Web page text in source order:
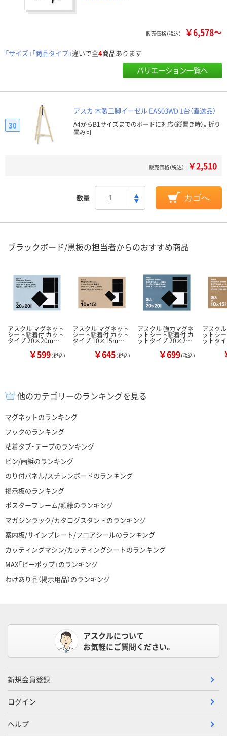
販売価格（税込） ￥6,578～
「サイズ」「商品タイプ」違いで全4商品あります
バリエーション一覧へ
アスカ 木製三脚イーゼル EAS03WD 1台（直送品）
A4からB1サイズまでのボードに対応（縦置き時）。折り
畳み可
30
販売価格（税込） ￥2,510
数量 カゴへ
ブラックボード/黒板の担当者からのおすすめ商品
アスクル マグネット
シート粘着付 カット
タイプ 20×20m…
￥599（税込）
アスクル マグネット
シート粘着付 カット
タイプ 10×15m…
￥645（税込）
アスクル 強力マグネ
ットシート粘着付 カ
ットタイプ 20×2…
￥699（税込）
アスク
ットシ
ットタ
他のカテゴリーのランキングを見る
マグネットのランキング
フックのランキング
粘着タブ・テープのランキング
ピン/画鋲のランキング
のり付パネル/スチレンボードのランキング
掲示板のランキング
ポスターフレーム/額縁のランキング
マガジンラック/カタログスタンドのランキング
案内板/サインプレート/フロアシールのランキング
カッティングマシン/カッティングシートのランキング
MAX「ビーポップ」のランキング
わけあり品（掲示用品）のランキング
アスクルについて
お気軽にご質問ください。
新規会員登録
ログイン
ヘルプ